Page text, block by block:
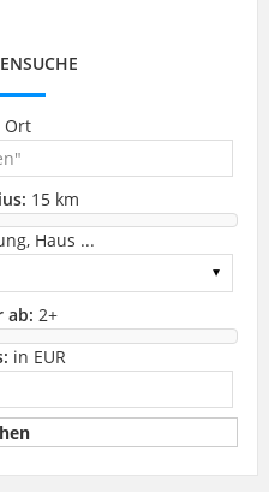
Ort
15 km
Haus ...
ab: 2+
in EUR